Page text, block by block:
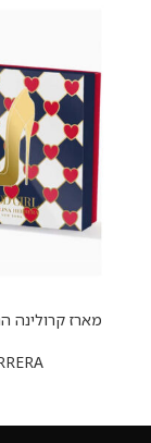
הוספה לסל
מארז קרולינה